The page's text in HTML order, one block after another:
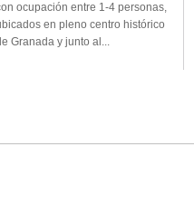
ocupación entre 1-4 personas,
en pleno centro histórico
Granada y junto al...